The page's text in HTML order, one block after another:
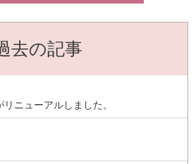
去の記事
ニューアルしました。